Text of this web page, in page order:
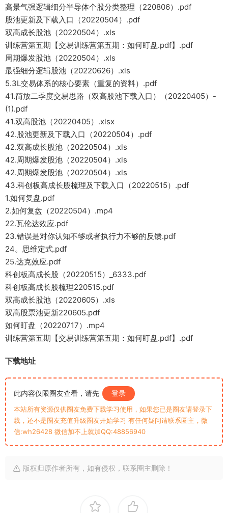
高景气强逻辑细分半导体个股分类整理（220806）.pdf
股池更新及下载入口（20220504）.pdf
双高成长股池（20220504）.xls
训练营第五期【交易训练营第五期：如何盯盘.pdf】.pdf
周期爆发股池（20220504）.xls
最强细分逻辑股池（20220626）.xls
5.3L交易体系的核心要素（重复的资料）.pdf
41.简放二季度交易思路（双高股池下载入口）（20220405）-
(1).pdf
41.双高股池（20220405）.xlsx
42.股池更新及下载入口（20220504）.pdf
42.双高成长股池（20220504）.xls
42.周期爆发股池（20220504）.xls
42.周期爆发股池（20220504）.xls
43.科创板高成长股梳理及下载入口（20220515）.pdf
1.如何复盘.pdf
2.如何复盘（20220504）.mp4
22.瓦伦达效应.pdf
23.错误是对你认知不够或者执行力不够的反馈.pdf
24。思维定式.pdf
25.达克效应.pdf
科创板高成长股（20220515）_6333.pdf
科创板高成长股梳理220515.pdf
双高成长股池（20220605）.xls
双高股票池更新220605.pdf
如何盯盘（20220717）.mp4
训练营第五期【交易训练营第五期：如何盯盘.pdf】.pdf
下载地址
此内容仅限圈友查看，请先 登录
本站所有资源仅供圈友免费下载学习使用，如果您已是圈友请登录下
载，还不是圈友充值升级圈友开始学习 有任何疑问请联系圈主，微
信:wh26428 微信加不上就加QQ:48856940
版权归原作者所有，如有侵权，联系圈主删除！